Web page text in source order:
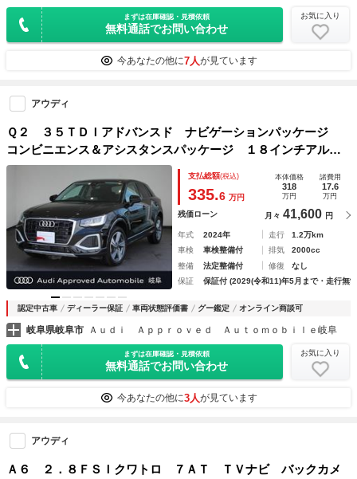
まずは在庫確認・見積依頼
無料通話でお問い合わせ
お気に入り
今あなたの他に7人が見ています
アウディ
Ｑ２ ３５ＴＤＩアドバンスド ナビゲーションパッケージ
コンビニエンス＆アシスタンスパッケージ １８インチアルミ
ホイール プライバシーガラス テクノロジーパッケージ
支払総額(税込)
335.6 万円
本体価格
318
万円
諸費用
17.6
万円
残価ローン 月々 41,600 円
年式 2024年 走行
1.2万km
車検
車検整備付 排気
2000cc
整備
法定整備付 修復
なし
保証
保証付 (2029(令和11)年5月まで・走行無
認定中古車 ディーラー保証 車両状態評価書 グー鑑定 オンライン商談可
岐阜県岐阜市 Ａｕｄｉ Ａｐｐｒｏｖｅｄ Ａｕｔｏｍｏｂｉｌｅ岐阜
まずは在庫確認・見積依頼
無料通話でお問い合わせ
お気に入り
今あなたの他に3人が見ています
アウディ
Ａ６ ２．８ＦＳＩクワトロ ７ＡＴ ＴＶナビ バックカメ